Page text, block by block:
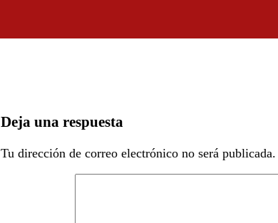
Deja una respuesta
Tu dirección de correo electrónico no será publicada.